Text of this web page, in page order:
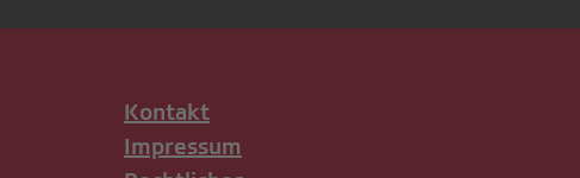
Kontakt
Impressum